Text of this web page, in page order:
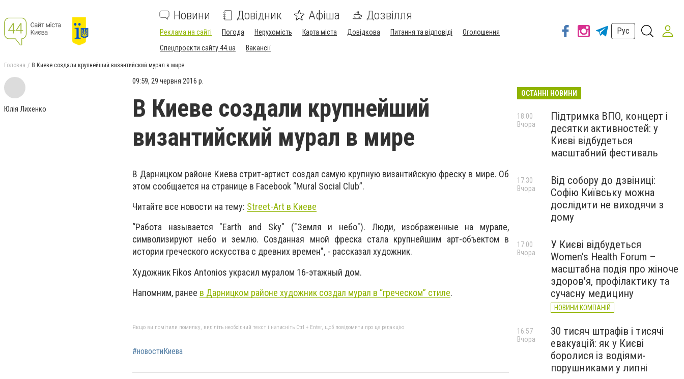
Новини Довідник Афіша Дозвілля
Реклама на сайті Погода Нерухомість Карта міста Довідкова Питання та відповіді
Оголошення
Спецпроєкти сайту 44.ua
Вакансії
Рус
Головна В Киеве создали крупнейший византийский мурал в мире
Юлія Лихенко
09:59, 29 червня 2016 р.
В Киеве создали крупнейший
византийский мурал в мире
В Дарницком районе Киева стрит-артист создал самую крупную византийскую фреску в мире. Об
этом сообщается на странице в Facebook “Mural Social Club”.
Читайте все новости на тему: Street-Art в Киеве
“Работа называется "Earth and Sky" ("Земля и небо"). Люди, изображенные на мурале,
символизируют небо и землю. Созданная мной фреска стала крупнейшим арт-объектом в
истории греческого искусства с древних времен", - рассказал художник.
Художник Fikos Antonios украсил муралом 16-этажный дом.
Напомним, ранее в Дарницком районе художник создал мурал в “греческом” стиле.
Якщо ви помітили помилку, виділіть необхідний текст і натисніть Ctrl + Enter, щоб повідомити про це редакцію
#новостиКиева
ОСТАННІ НОВИНИ
Підтримка ВПО, концерт і
десятки активностей: у
Києві відбудеться
масштабний фестиваль
18:00
Вчора
Від собору до дзвіниці:
Софію Київську можна
дослідити не виходячи з
дому
17:30
Вчора
У Києві відбудеться
Women's Health Forum –
масштабна подія про жіноче
здоров'я, профілактику та
сучасну медицину
НОВИНИ КОМПАНІЙ
17:00
Вчора
30 тисяч штрафів і тисячі
евакуацій: як у Києві
боролися із водіями-
порушниками у липні
16:57
Вчора